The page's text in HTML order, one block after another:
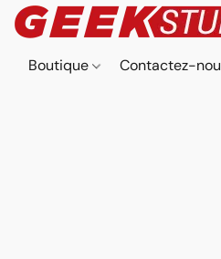
Boutique Contactez-